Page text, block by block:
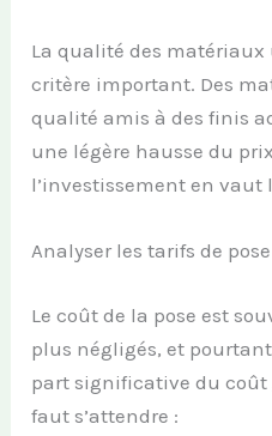
La qualité des
critère important. Des
qualité amis à des finis
une légère hausse du
l’investissement en vaut
Analyser les tarifs de
Le coût de la pose est
plus négligés, et
part significative du coût
faut s’attendre :